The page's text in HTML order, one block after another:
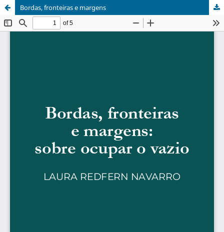
Bordas, fronteiras e margens